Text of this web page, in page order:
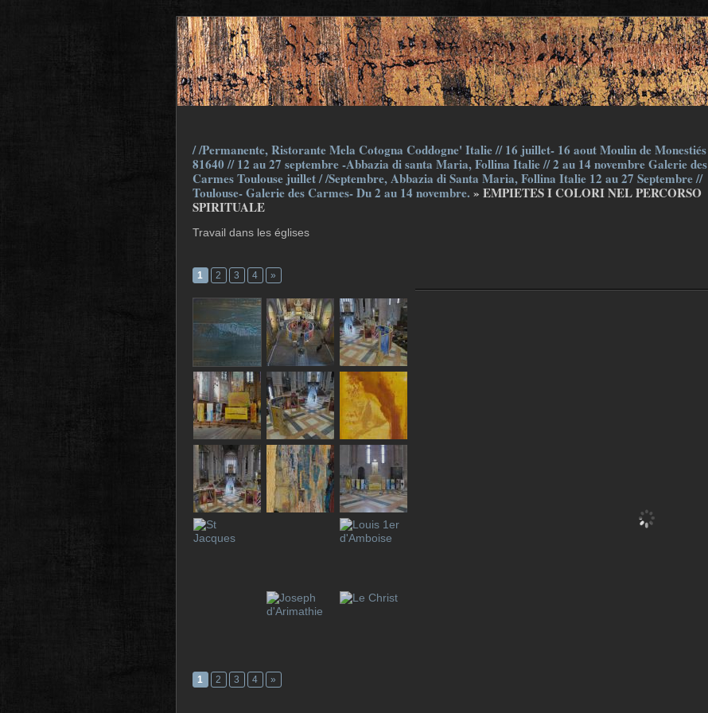
/ /Permanente, Ristorante Mela Cotogna Coddogne' Italie // 16 juillet- 16 aout Moulin de Monestiés
81640 // 12 au 27 septembre -Abbazia di santa Maria, Follina Italie // 2 au 14 novembre Galerie des
Carmes Toulouse juillet / /Septembre, Abbazia di Santa Maria, Follina Italie 12 au 27 Septembre //
Toulouse- Galerie des Carmes- Du 2 au 14 novembre. » EMPIETES I COLORI NEL PERCORSO
SPIRITUALE
Travail dans les églises
1 2 3 4 »
1 2 3 4 »